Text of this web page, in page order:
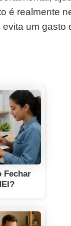
é realmente
um gasto
Fechar